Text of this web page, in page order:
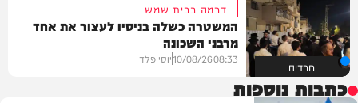
חרדים
דרמה בבית שמש
המשטרה כשלה בניסיו לעצור את אחד
מרבני השכונה
08:33
10/08/26יוסי פלד
כתבות נוספות